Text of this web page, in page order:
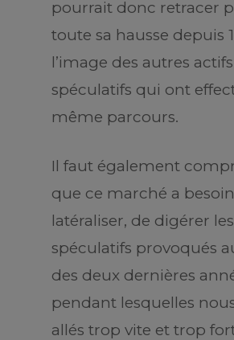
pourrait donc retracer
toute sa hausse depuis
l’image des autres actifs
spéculatifs qui ont
même parcours.
Il faut également
que ce marché a
latéraliser, de digérer
spéculatifs provoqués
des deux dernières
pendant lesquelles
allés trop vite et trop